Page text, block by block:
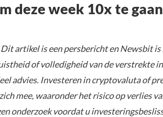
deze week 10x te gaan
artikel is een persbericht en Newsbit
of volledigheid van de verstrekte
advies. Investeren in cryptovaluta of
mee, waaronder het risico op verlies
onderzoek voordat u